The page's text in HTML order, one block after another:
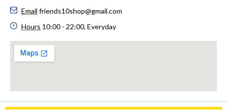
Email friends10shop@gmail.com
Hours 10:00 - 22:00, Everyday